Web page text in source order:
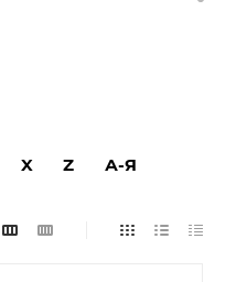
X Z А-Я